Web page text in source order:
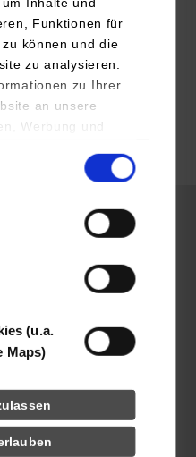
Funktionen für
können und die
zu analysieren.
zu Ihrer
an unsere
Werbung und
diese
ihnen bereitgestellt
Ihrer Nutzung
(u.a.
Maps)